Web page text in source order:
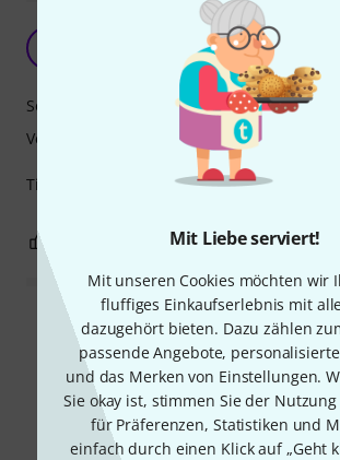
Mit Liebe serviert!
Mit unseren Cookies möchten wir
fluffiges Einkaufserlebnis mit
dazugehört bieten. Dazu zählen
passende Angebote,
und das Merken von Einstellungen.
Sie okay ist, stimmen Sie der Nutzung
für Präferenzen, Statistiken und
einfach durch einen Klick auf „Geht
Bernhard9171
TipTop vom Klang her. Gutes Preis-
Sound
Verarbeitung
BEWERTUNG MELDEN
Alle Bewertungen
Schon